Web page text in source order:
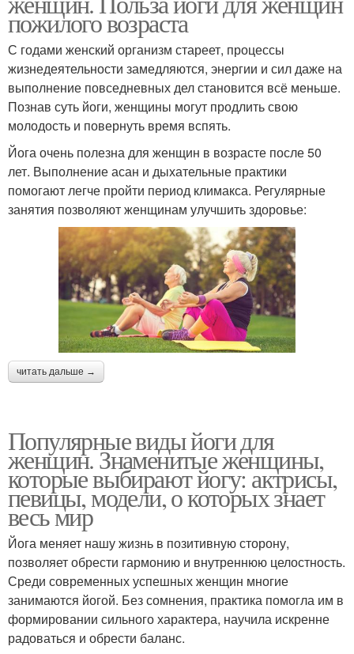
пожилого возраста
С годами женский организм стареет, процессы
жизнедеятельности замедляются, энергии и сил даже на
выполнение повседневных дел становится всё меньше.
Познав суть йоги, женщины могут продлить свою
молодость и повернуть время вспять.
Йога очень полезна для женщин в возрасте после 50
лет. Выполнение асан и дыхательные практики
помогают легче пройти период климакса. Регулярные
занятия позволяют женщинам улучшить здоровье:
читать дальше →
Популярные виды йоги для
женщин. Знаменитые женщины,
которые выбирают йогу: актрисы,
певицы, модели, о которых знает
весь мир
Йога меняет нашу жизнь в позитивную сторону,
позволяет обрести гармонию и внутреннюю целостность.
Среди современных успешных женщин многие
занимаются йогой. Без сомнения, практика помогла им в
формировании сильного характера, научила искренне
радоваться и обрести баланс.